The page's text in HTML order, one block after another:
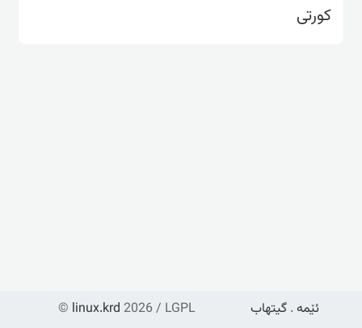
کورتی
© linux.krd 2026 / LGPL ئێمە . گیتهاب